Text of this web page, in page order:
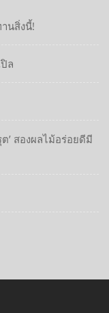
นสิ่งนี้!
ล
ต’ สองผลไม้อร่อยดีมี